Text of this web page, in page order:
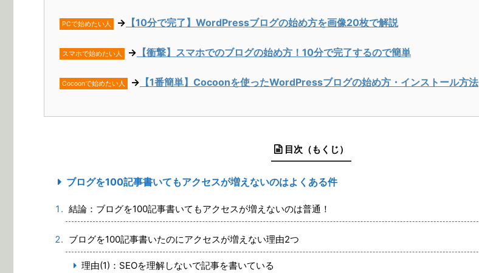
PCで始めたい人 → 【10分で完了】WordPressブログの始め方を画像20枚で解説
スマホで始めたい人 → 【衝撃】スマホでのブログの始め方！10分で完了するので簡単
Cocoonで始めたい人 → 【1番簡単】Cocoonを使ったWordPressブログの始め方・インストール方法
目次（もくじ）
ブログを100記事書いてもアクセスが増えないのはよくある件
結論：ブログを100記事書いてもアクセスが増えないのは普通！
ブログを100記事書いたのにアクセスが増えない理由2つ
理由(1)：SEOを理解しないで記事を書いている